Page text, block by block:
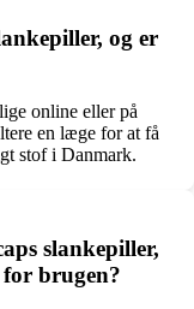
og er
online eller på
en læge for at få
stof i Danmark.
slankepiller,
brugen?